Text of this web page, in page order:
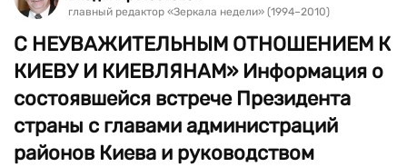
главный редактор «Зеркала недели» (1994–2010)
С НЕУВАЖИТЕЛЬНЫМ ОТНОШЕНИЕМ К
КИЕВУ И КИЕВЛЯНАМ» Информация о
состоявшейся встрече Президента
страны с главами администраций
районов Киева и руководством